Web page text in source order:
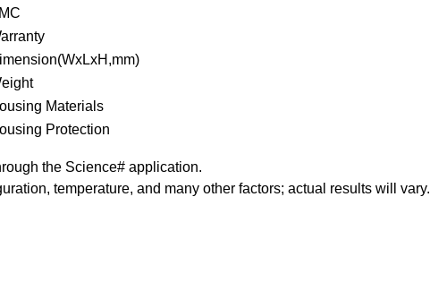
Materials
Protection
the Science# application.
temperature, and many other factors; actual results will vary.